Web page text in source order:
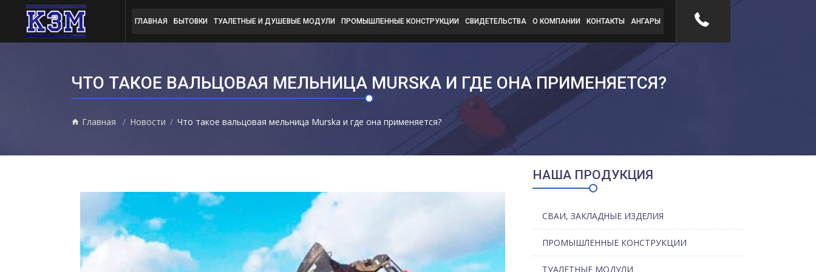
ГЛАВНАЯ БЫТОВКИ ТУАЛЕТНЫЕ И ДУШЕВЫЕ МОДУЛИ ПРОМЫШЛЕННЫЕ КОНСТРУКЦИИ СВИДЕТЕЛЬСТВА О КОМПАНИИ КОНТАКТЫ АНГАРЫ
ЧТО ТАКОЕ ВАЛЬЦОВАЯ МЕЛЬНИЦА MURSKA И ГДЕ ОНА ПРИМЕНЯЕТСЯ?
Главная Новости Что такое вальцовая мельница Murska и где она применяется?
НАША ПРОДУКЦИЯ
СВАИ, ЗАКЛАДНЫЕ ИЗДЕЛИЯ
ПРОМЫШЛЕННЫЕ КОНСТРУКЦИИ
ТУАЛЕТНЫЕ МОДУЛИ